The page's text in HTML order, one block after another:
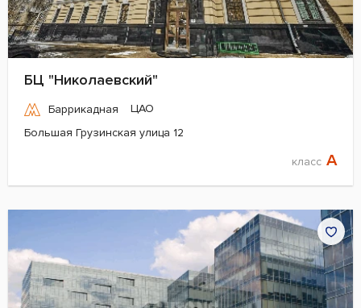
БЦ "Николаевский"
Баррикадная
ЦАО
Большая Грузинская улица 12
класс A